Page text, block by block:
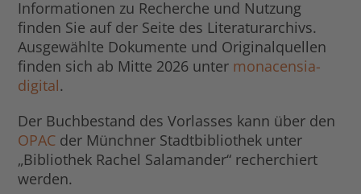
Informationen zu Recherche und Nutzung
finden Sie auf der Seite des Literaturarchivs.
Ausgewählte Dokumente und Originalquellen
finden sich ab Mitte 2026 unter monacensia-
digital.
Der Buchbestand des Vorlasses kann über den
OPAC der Münchner Stadtbibliothek unter
„Bibliothek Rachel Salamander“ recherchiert
werden.